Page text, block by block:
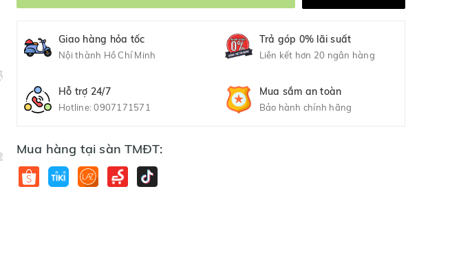
Giao hàng hỏa tốc
Nội thành Hồ Chí Minh
Trả góp 0% lãi suất
Liên kết hơn 20 ngân hàng
Hỗ trợ 24/7
Hotline:0907171571
Mua sắm an toàn
Bảo hành chính hãng
Mua hàng tại sàn TMĐT: